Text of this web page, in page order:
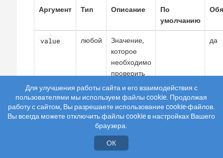
Аргумент Тип Описание
По
умолчанию
value любой
Значение,
которое
необходимо
проверить
да
Примеры
Допустимый объект
Для улучшения работы сайта и его взаимодействия с
пользователями мы используем файлы cookie. Продолжая
работу с сайтом, Вы разрешаете использование cookie-файлов.
Вы всегда можете отключить файлы cookie в настройках Вашего
браузера.
ОК